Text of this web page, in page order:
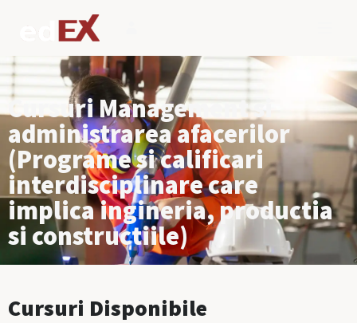
Cursuri Management si
administrarea afacerilor
(Programe si calificari
interdisciplinare care
implica ingineria, productia
si constructiile)
Cursuri Disponibile